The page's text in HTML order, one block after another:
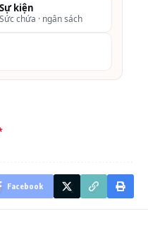
Sự kiện
Sức chứa · ngân sách
Facebook